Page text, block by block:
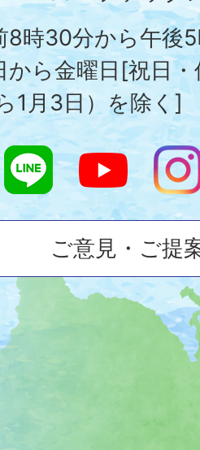
8時30分から午後
から金曜日[祝日
1月3日）を除く]
ご意見・ご提